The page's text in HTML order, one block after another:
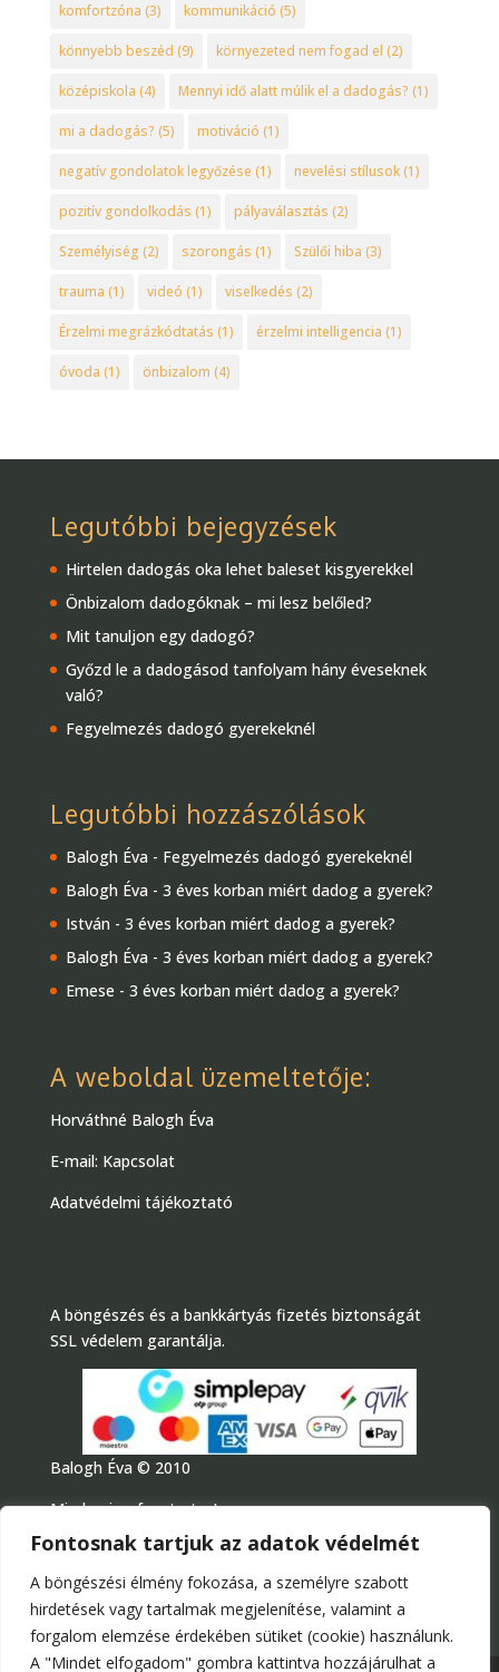
Fontosnak tartjuk az adatok védelmét
A böngészési élmény fokozása, a személyre szabott
hirdetések vagy tartalmak megjelenítése, valamint a
forgalom elemzése érdekében sütiket (cookie) használunk.
A "Mindet elfogadom" gombra kattintva hozzájárulhat a
komfortzóna (3) kommunikáció (5)
könnyebb beszéd (9) környezeted nem fogad el (2)
középiskola (4) Mennyi idő alatt múlik el a dadogás? (1)
mi a dadogás? (5) motiváció (1)
negatív gondolatok legyőzése (1) nevelési stílusok(1)
pozitív gondolkodás (1) pályaválasztás (2)
Személyiség (2) szorongás (1) Szülői hiba (3)
trauma (1) videó (1) viselkedés (2)
Érzelmi megrázkódtatás (1) érzelmi intelligencia (1)
óvoda (1) önbizalom (4)
Legutóbbi bejegyzések
Hirtelen dadogás oka lehet baleset kisgyerekkel
Önbizalom dadogóknak – mi lesz belőled?
Mit tanuljon egy dadogó?
Győzd le a dadogásod tanfolyam hány éveseknek
való?
Fegyelmezés dadogó gyerekeknél
Legutóbbi hozzászólások
Balogh Éva - Fegyelmezés dadogó gyerekeknél
Balogh Éva - 3 éves korban miért dadog a gyerek?
István - 3 éves korban miért dadog a gyerek?
Balogh Éva - 3 éves korban miért dadog a gyerek?
Emese - 3 éves korban miért dadog a gyerek?
A weboldal üzemeltetője:
Horváthné Balogh Éva
E-mail: Kapcsolat
Adatvédelmi tájékoztató
A böngészés és a bankkártyás fizetés biztonságát
SSL védelem garantálja.
Balogh Éva © 2010
Minden jog fenntartva!